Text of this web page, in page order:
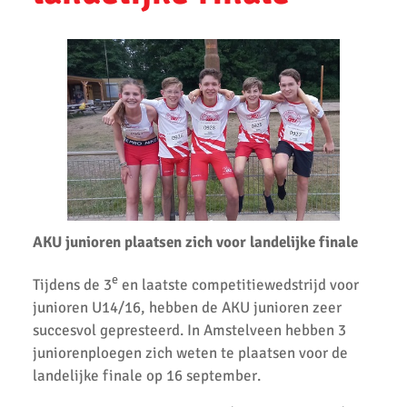
tijdens Nationale A-Games 2025
AKU atleten Roel Verlaan en Sophie de Lange op het podium bij
NK atletiek.
Succesvolle atletiek clinic bij AKU
AKU jeugd succesvol tijdens Noord-Hollandse cross finale
AKU atleet Siem Verlaan Nationaal indoor kampioen
AKU jeugdatleten in de prijzen tijdens Nederlandse
Atleten enthousiast over zware cross bij AKU
37 Nieuwe Club Records
Nationale Estafette Kampioenschappen 2023
AKU junioren plaatsen zich voor landelijke finale
Tijdens de 3e en laatste competitiewedstrijd voor
junioren U14/16, hebben de AKU junioren zeer
succesvol gepresteerd. In Amstelveen hebben 3
juniorenploegen zich weten te plaatsen voor de
landelijke finale op 16 september.